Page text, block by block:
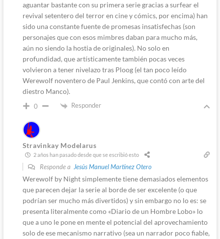
aguantar bastante con su primera serie gracias a surfear el
revival setentero del terror en cine y cómics, por encima) han
sido una constante fuente de promesas insatisfechas (son
personajes que con esos mimbres daban para mucho más,
aún no siendo la hostia de originales). No solo en
profundidad, que artísticamente también pocas veces
volvieron a tener nivelazo tras Ploog (el tan poco leído
Werewolf noventero de Paul Jenkins, que contó con arte del
diestro Manco).
0 Responder
Stravinkay Modelarus
2 años han pasado desde que se escribió esto
Responde a Jesús Manuel Martínez Otero
Werewolf by Night simplemente tiene demasiados elementos
que parecen dejar la serie al borde de ser excelente (o que
podrían ser mucho más divertidos) y sin embargo no lo es: se
presenta literalmente como «Diario de un Hombre Lobo» lo
que a uno le pone en mente el potencial del aprovechamiento
solo de ese mecanismo narrativo (sea un narrador poco fiable,